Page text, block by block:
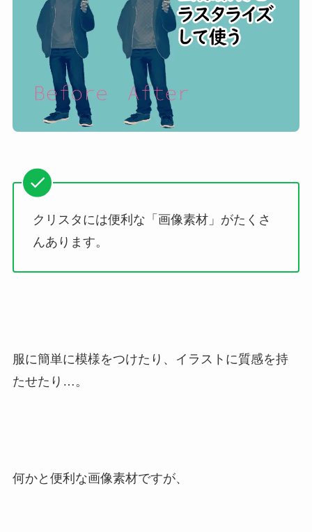
クリスタには便利な「画像素材」がたくさ
んあります。
服に簡単に模様をつけたり、イラストに質感を持
たせたり…。
何かと便利な画像素材ですが、